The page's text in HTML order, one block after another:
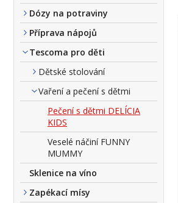
Dózy na potraviny
Příprava nápojů
Tescoma pro děti
Dětské stolování
Vaření a pečení s dětmi
Pečení s dětmi DELÍCIA
KIDS
Veselé náčiní FUNNY
MUMMY
Sklenice na víno
Zapékací mísy